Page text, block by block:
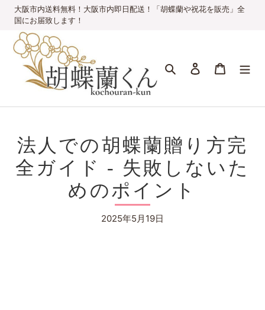
大阪市内送料無料！大阪市内即日配送！「胡蝶蘭や祝花を販売」全
国にお届致します！
検索 ログインカート
法人での胡蝶蘭贈り方完
全ガイド - 失敗しないた
めのポイント
2025年5月19日